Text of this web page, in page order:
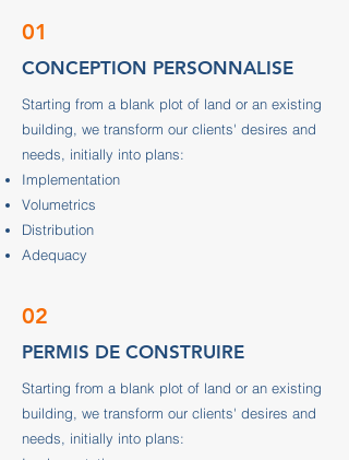
01
CONCEPTION PERSONNALISE
Starting from a blank plot of land or an existing
building, we transform our clients' desires and
needs, initially into plans:
Implementation
Volumetrics
Distribution
Adequacy
02
PERMIS DE CONSTRUIRE
Starting from a blank plot of land or an existing
building, we transform our clients' desires and
needs, initially into plans: